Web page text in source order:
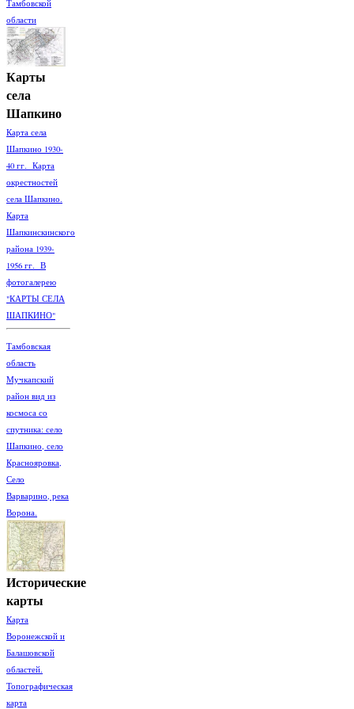
Тамбовской
области
Карты
села
Шапкино
Карта села
Шапкино 1930-
40 гг. Карта
окрестностей
села Шапкино.
Карта
Шапкинскинского
района 1939-
1956 гг. В
фотогалерею
"КАРТЫ СЕЛА
ШАПКИНО"
Тамбовская
область
Мучкапский
район вид из
космоса со
спутника: село
Шапкино, село
Краснояровка,
Село
Варварино, река
Ворона.
Исторические
карты
Карта
Воронежской и
Балашовской
областей.
Топографическая
карта